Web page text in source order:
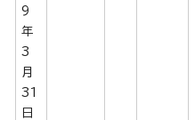
9
年
3
月
31
日